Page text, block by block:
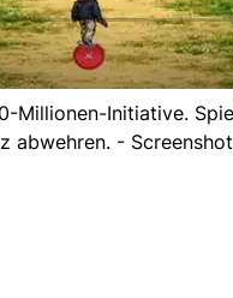
Millionen-Initiative.
abwehren. - Screenshot